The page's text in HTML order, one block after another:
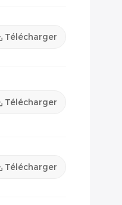
Télécharger
Télécharger
Télécharger